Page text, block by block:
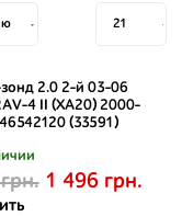
2.0 2-й 03-06
4 II (XA20) 2000-
(33591)
1 496 грн.